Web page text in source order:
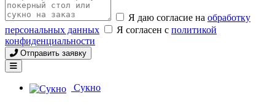
Я даю согласие на обработку
персональных данных
Я согласен с политикой
конфиденциальности
Отправить заявку
Сукно